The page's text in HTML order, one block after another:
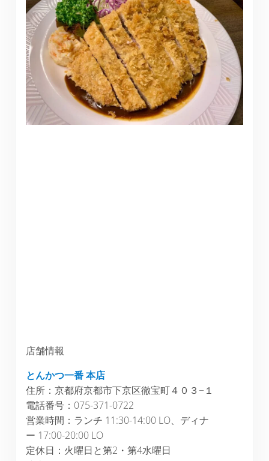
店舗情報
とんかつ一番 本店
住所：京都府京都市下京区徹宝町４０３−１
電話番号：075-371-0722
営業時間：ランチ 11:30-14:00 LO、ディナ
ー 17:00-20:00 LO
定休日：火曜日と第2・第4水曜日